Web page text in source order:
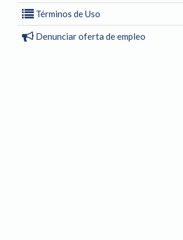
Términos de Uso
Denunciar oferta de empleo